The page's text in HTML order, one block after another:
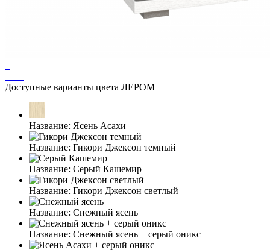
Доступные варианты цвета ЛЕРОМ
Название: Ясень Асахи
Название: Гикори Джексон темный
Название: Серый Кашемир
Название: Гикори Джексон светлый
Название: Снежный ясень
Название: Снежный ясень + серый оникс